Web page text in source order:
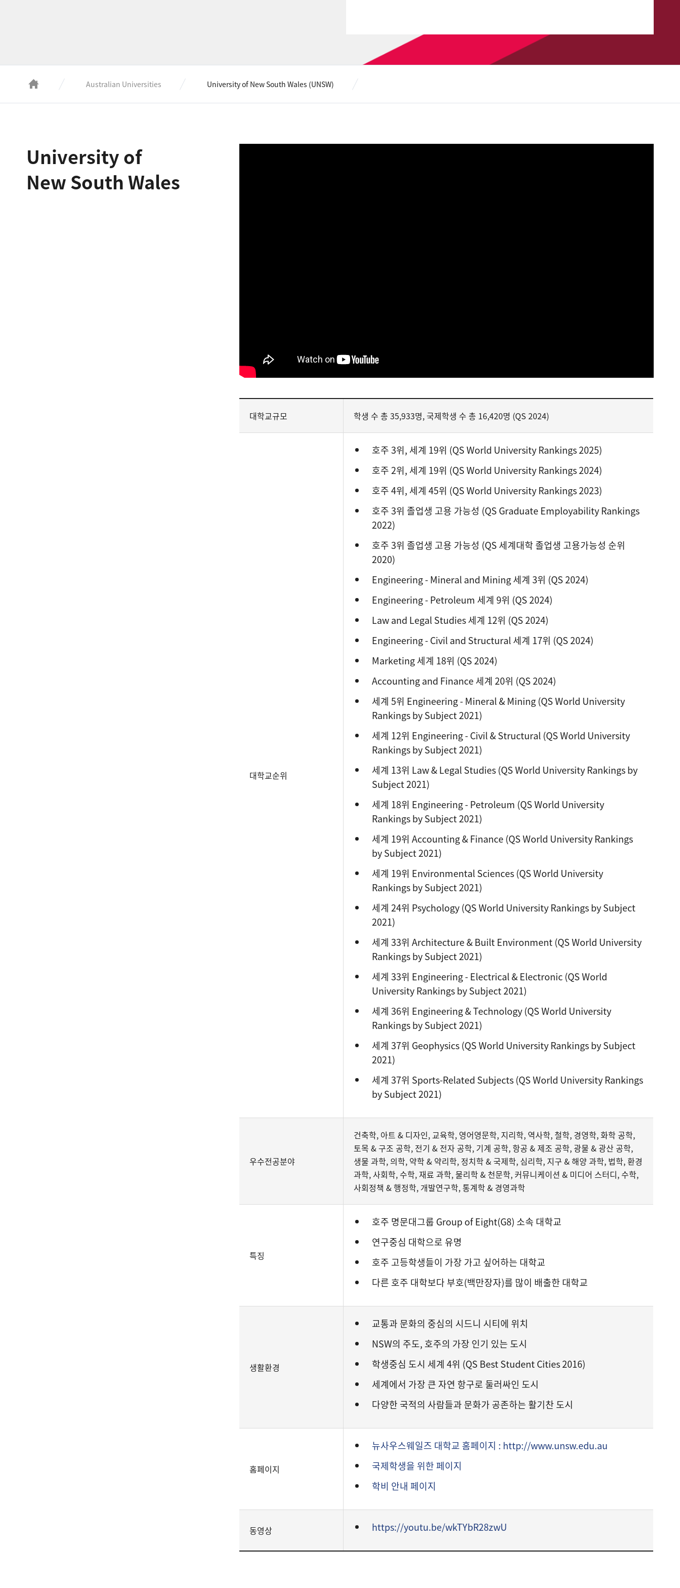
Australian Universities University of New South Wales (UNSW)
University of
New South Wales
대학교규모 학생 수 총 35,933명, 국제학생 수 총 16,420명 (QS 2024)
대학교순위
호주 3위, 세계 19위 (QS World University Rankings 2025)
호주 2위, 세계 19위 (QS World University Rankings 2024)
호주 4위, 세계 45위 (QS World University Rankings 2023)
호주 3위 졸업생 고용 가능성 (QS Graduate Employability Rankings
2022)
호주 3위 졸업생 고용 가능성 (QS 세계대학 졸업생 고용가능성 순위
2020)
Engineering - Mineral and Mining 세계 3위 (QS 2024)
Engineering - Petroleum 세계 9위 (QS 2024)
Law and Legal Studies 세계 12위 (QS 2024)
Engineering - Civil and Structural 세계 17위 (QS 2024)
Marketing 세계 18위 (QS 2024)
Accounting and Finance 세계 20위 (QS 2024)
세계 5위 Engineering - Mineral & Mining (QS World University
Rankings by Subject 2021)
세계 12위 Engineering - Civil & Structural (QS World University
Rankings by Subject 2021)
세계 13위 Law & Legal Studies (QS World University Rankings by
Subject 2021)
세계 18위 Engineering - Petroleum (QS World University
Rankings by Subject 2021)
세계 19위 Accounting & Finance (QS World University Rankings
by Subject 2021)
세계 19위 Environmental Sciences (QS World University
Rankings by Subject 2021)
세계 24위 Psychology (QS World University Rankings by Subject
2021)
세계 33위 Architecture & Built Environment (QS World University
Rankings by Subject 2021)
세계 33위 Engineering - Electrical & Electronic (QS World
University Rankings by Subject 2021)
세계 36위 Engineering & Technology (QS World University
Rankings by Subject 2021)
세계 37위 Geophysics (QS World University Rankings by Subject
2021)
세계 37위 Sports-Related Subjects (QS World University Rankings
by Subject 2021)
우수전공분야
건축학, 아트 & 디자인, 교육학, 영어영문학, 지리학, 역사학, 철학, 경영학, 화학 공학,
토목 & 구조 공학, 전기 & 전자 공학, 기계 공학, 항공 & 제조 공학, 광물 & 광산 공학,
생물 과학, 의학, 약학 & 약리학, 정치학 & 국제학, 심리학, 지구 & 해양 과학, 법학, 환경
과학, 사회학, 수학, 재료 과학, 물리학 & 천문학, 커뮤니케이션 & 미디어 스터디, 수학,
사회정책 & 행정학, 개발연구학, 통계학 & 경영과학
특징
호주 명문대그룹 Group of Eight(G8) 소속 대학교
연구중심 대학으로 유명
호주 고등학생들이 가장 가고 싶어하는 대학교
다른 호주 대학보다 부호(백만장자)를 많이 배출한 대학교
생활환경
교통과 문화의 중심의 시드니 시티에 위치
NSW의 주도, 호주의 가장 인기 있는 도시
학생중심 도시 세계 4위 (QS Best Student Cities 2016)
세계에서 가장 큰 자연 항구로 둘러싸인 도시
다양한 국적의 사람들과 문화가 공존하는 활기찬 도시
홈페이지
뉴사우스웨일즈 대학교 홈페이지 : http://www.unsw.edu.au
국제학생을 위한 페이지
학비 안내 페이지
동영상 https://youtu.be/wkTYbR28zwU